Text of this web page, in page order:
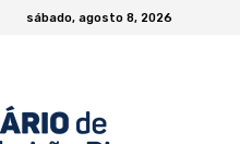
sábado, agosto 8, 2026